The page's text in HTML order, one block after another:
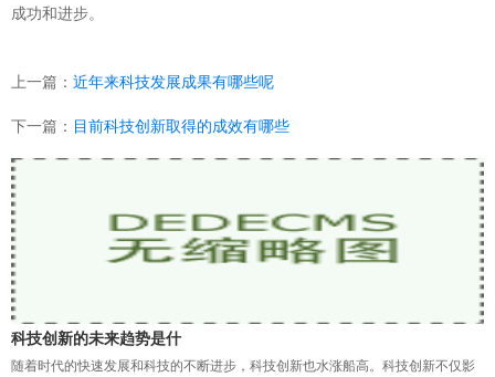
成功和进步。
上一篇： 近年来科技发展成果有哪些呢
下一篇： 目前科技创新取得的成效有哪些
科技创新的未来趋势是什
随着时代的快速发展和科技的不断进步，科技创新也水涨船高。科技创新不仅影